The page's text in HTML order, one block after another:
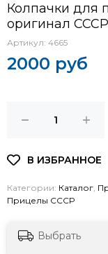
Колпачки для
оригинал
Артикул: 4665
2000 руб
Категории: Каталог,
Прицелы СССР
Выбрать